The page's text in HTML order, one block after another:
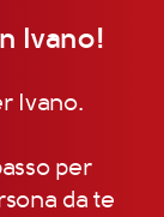
Ivano!
Ivano.
per
da te